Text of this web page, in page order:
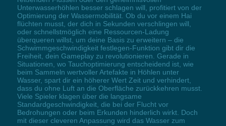
Unterwasserhöhlen besser schlagen will, profitiert von der
Optimierung der Wassermobilität. Ob du vor einem Hai
flüchten musst, der dich in Sekunden verschlingen will,
oder schnellstmöglich eine Ressourcen-Ladung
überqueren willst, um deine Basis zu erweitern – die
Schwimmgeschwindigkeit festlegen-Funktion gibt dir die
Freiheit, dein Gameplay zu revolutionieren. Gerade in
Situationen, wo Tauchoptimierung entscheidend ist, wie
beim Sammeln wertvoller Artefakte in Höhlen unter
Wasser, spart dir ein höherer Wert Zeit und verhindert,
dass du ohne Luft an die Oberfläche zurückkehren musst.
Viele Spieler klagen über die langsame
Standardgeschwindigkeit, die bei der Flucht vor
Bedrohungen oder beim Erkunden hinderlich wirkt. Doch
mit dieser cleveren Anpassung wird das Wasser zum